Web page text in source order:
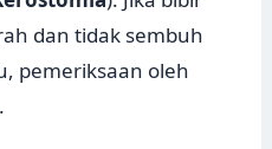
dan tidak sembuh
pemeriksaan oleh